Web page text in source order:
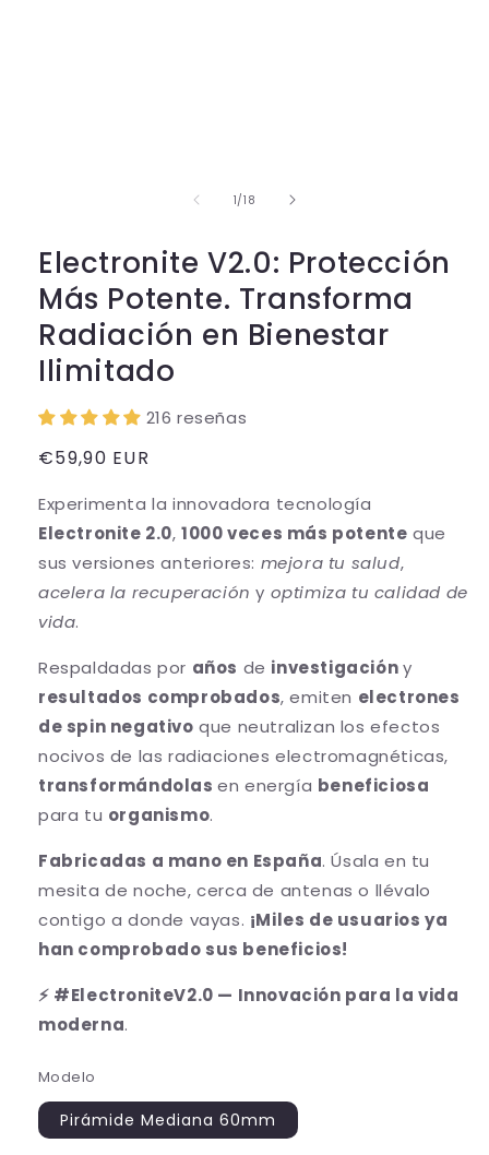
modal
1/de
18
Electronite V2.0: Protección
Más Potente. Transforma
Radiación en Bienestar
Ilimitado
216 reseñas
Precio
€59,90 EUR
Experimenta la innovadora tecnología
Electronite 2.0,1000 veces más potente que
sus versiones anteriores: mejora tu salud,
acelera la recuperacióny optimiza tu calidad de
vida.
Respaldadas por años de investigacióny
resultados comprobados, emiten electrones
de spin negativo que neutralizan los efectos
nocivos de las radiaciones electromagnéticas,
transformándolasen energía beneficiosa
para tu organismo.
Fabricadas a mano en España. Úsala en tu
mesita de noche, cerca de antenas o llévalo
contigo a donde vayas. ¡Miles de usuarios ya
han comprobado sus beneficios!
⚡ #ElectroniteV2.0 — Innovación para la vida
moderna.
Modelo
Pirámide Mediana 60mm